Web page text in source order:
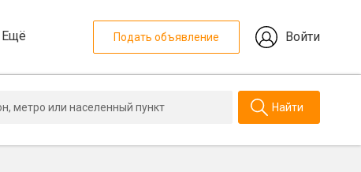
Ещё Подать объявление Войти
Найти